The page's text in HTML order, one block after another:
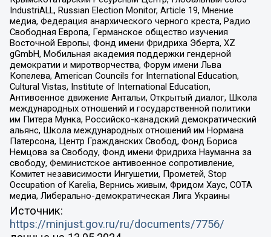
IndustriALL, Russian Election Monitor, Article 19, Мнение
медиа, Федерация анархического черного креста, Радио
Свободная Европа, Германское общество изучения
Восточной Европы, Фонд имени Фридриха Эберта, XZ
gGmbH, Мобильная академия поддержки гендерной
демократии и миротворчества, Форум имени Льва
Копелева, American Councils for International Education,
Cultural Vistas, Institute of International Education,
Антивоенное движение Антальи, Открытый диалог, Школа
международных отношений и государственной политики
им Питера Мунка, Российско-канадский демократический
альянс, Школа международных отношений им Нормана
Патерсона, Центр Гражданских Свобод, Фонд Бориса
Немцова за Свободу, Фонд имени Фридриха Науманна за
свободу, Феминистское антивоенное сопротивление,
Комитет независимости Ингушетии, Прометей, Stop
Occupation of Karelia, Вернись живым, Фридом Хаус, СОТА
медиа, Либерально-демократическая Лига Украины
Источник:
https://minjust.gov.ru/ru/documents/7756/